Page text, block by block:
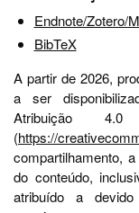
Endnote/Zotero/
BibTeX
A partir de 2026,
a ser
Atribuição
(https://
compartilhamento,
do conteúdo,
atribuído a